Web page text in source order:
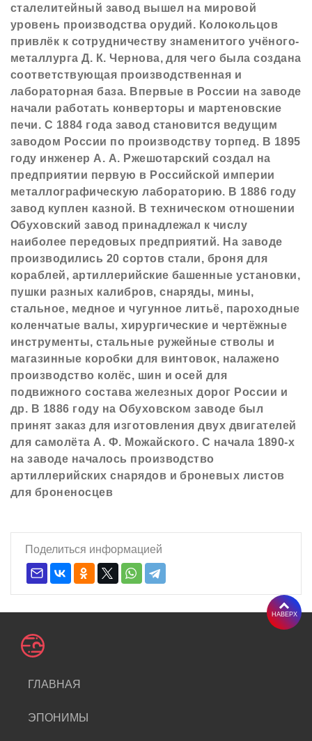
сталелитейный завод вышел на мировой
уровень производства орудий. Колокольцов
привлёк к сотрудничеству знаменитого учёного-
металлурга Д. К. Чернова, для чего была создана
соответствующая производственная и
лабораторная база. Впервые в России на заводе
начали работать конверторы и мартеновские
печи. С 1884 года завод становится ведущим
заводом России по производству торпед. В 1895
году инженер А. А. Ржешотарский создал на
предприятии первую в Российской империи
металлографическую лабораторию. В 1886 году
завод куплен казной. В техническом отношении
Обуховский завод принадлежал к числу
наиболее передовых предприятий. На заводе
производились 20 сортов стали, броня для
кораблей, артиллерийские башенные установки,
пушки разных калибров, снаряды, мины,
стальное, медное и чугунное литьё, пароходные
коленчатые валы, хирургические и чертёжные
инструменты, стальные ружейные стволы и
магазинные коробки для винтовок, налажено
производство колёс, шин и осей для
подвижного состава железных дорог России и
др. В 1886 году на Обуховском заводе был
принят заказ для изготовления двух двигателей
для самолёта А. Ф. Можайского. С начала 1890-х
на заводе началось производство
артиллерийских снарядов и броневых листов
для броненосцев
Поделиться информацией
ГЛАВНАЯ
ЭПОНИМЫ
НАВЕРХ